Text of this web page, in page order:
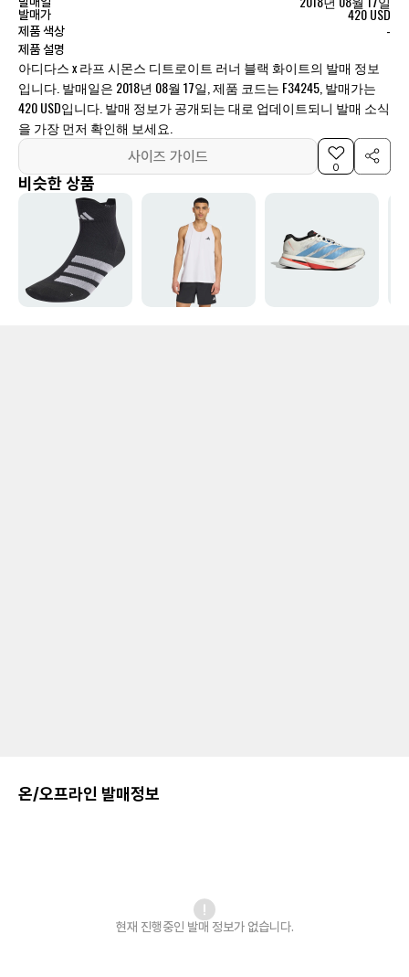
발매가 420 USD
제품 색상 -
제품 설명
아디다스 x 라프 시몬스 디트로이트 러너 블랙 화이트의 발매 정보
입니다. 발매일은 2018년 08월 17일, 제품 코드는 F34245, 발매가는
420 USD입니다. 발매 정보가 공개되는 대로 업데이트되니 발매 소식
을 가장 먼저 확인해 보세요.
사이즈 가이드
0
비슷한 상품
온/오프라인 발매정보
현재 진행중인 발매 정보가 없습니다.